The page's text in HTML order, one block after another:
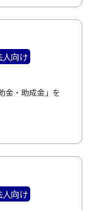
人向け
金・助成金」を
人向け